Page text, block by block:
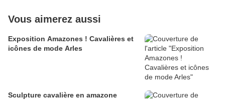
Vous aimerez aussi
Exposition Amazones ! Cavalières et
icônes de mode Arles
Sculpture cavalière en amazone